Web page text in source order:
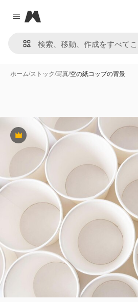
Close menu
Magnific
ホーム/ストック/写真/空の紙コップの背景
Premium